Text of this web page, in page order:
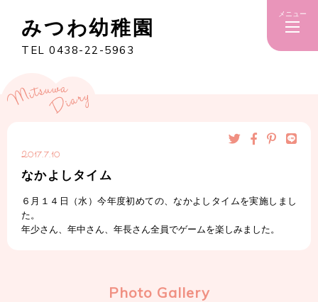
みつわ幼稚園
TEL 0438-22-5963
メニュー
2017.7.10
なかよしタイム
６月１４日（水）今年度初めての、なかよしタイムを実施しまし
た。
年少さん、年中さん、年長さん全員でゲームを楽しみました。
Photo Gallery